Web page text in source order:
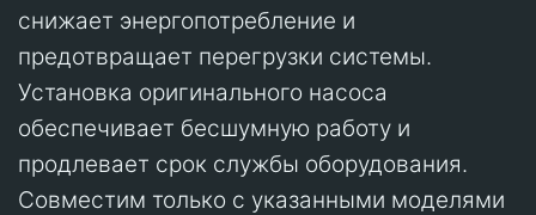
снижает энергопотребление и
предотвращает перегрузки системы.
Установка оригинального насоса
обеспечивает бесшумную работу и
продлевает срок службы оборудования.
Совместим только с указанными моделями